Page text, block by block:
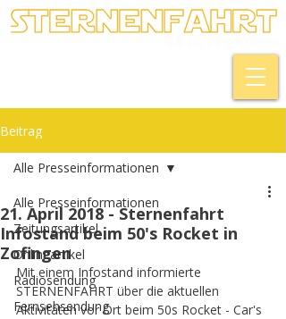
Beitrag
Alle Presseinformationen
Zeitungsartikel
Onlineartikel
Radiosendung
Fernsehsendung
Alle Presseinformationen
21. April 2018 - Sternenfahrt
Infostand beim 50's Rocket in
Zofingen
Mit einem Infostand informierte
STERNENFAHRT über die aktuellen
Aktivitäten vor Ort beim 50s Rocket - Car's